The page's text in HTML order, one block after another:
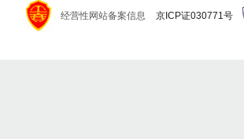
经营性网站备案信息
京ICP证030771号